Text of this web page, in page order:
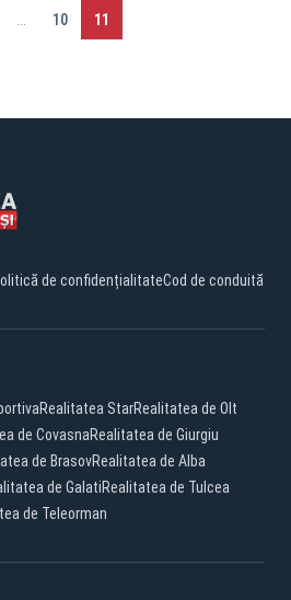
10 11
de confidențialitateCod de conduită
Realitatea StarRealitatea de Olt
de CovasnaRealitatea de Giurgiu
de BrasovRealitatea de Alba
de GalatiRealitatea de Tulcea
de Teleorman